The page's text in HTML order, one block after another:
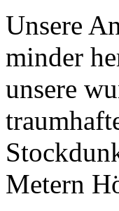
Unsere
minder
unsere
Metern